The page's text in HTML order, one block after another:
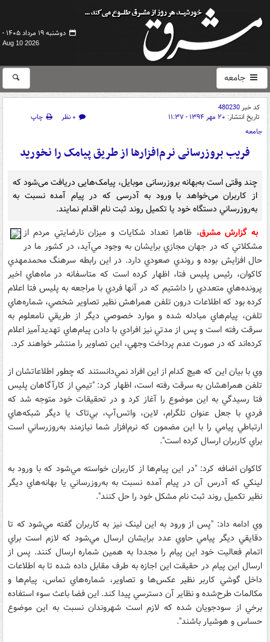
دوشنبه ۱۹ مرداد ۱۴۰۵ -
Aug 10 2026
جامعه
کد خبر480230
تاریخ انتشار: ۲۰ مهر ۱۳۹۴ - ۱۱:۳۷ ۰ نظر
چاپ
جامعه
فریب بروزرسانی نرم‌افزارها از طریق پیامک را نخورید
چند وقتی است به‌بهانه بروزرسانی موبایل، پیامک‌هایی دریافت می‌شود که
از کاربران می‌خواهد با ورود به آدرسی که در پيام آمده نسبت به
به‌روزرساني دستگاه خود یا تکميل روند ثبت نام اقدام نمایند.
به گزارش مشرق، ظاهرا تعداد شکايات و ميزان نارضايتي مردم از
مشکلاتي که در جهان مجازي برايشان به وجود مي‌آيد، در کشور ما در
حال افزايش بوده و روندي صعودي دارد. در اين رابطه سرهنگ محمدمهدي
کاکوان‌، رئيس پليس فتا، اظهار کرده است که‌ متاسفانه در ماه‌هاي اخير
پرونده‌هاي متعددي را داشتيم که در آنها فردي با مراجعه به پليس فتا اعلام
کرده بود که اطلاعات درون تلفن همراهش نظير تصاوير شخصي، شماره‌هاي
تلفن، پيام‌هاي مبادله‌ شده و موارد خصوصي ديگر از طريقي نامعلوم به
سرقت رفته است و پس از مدتي نيز افرادي با دادن پيام‌هاي تهديدآميز اعلام
کرده‌اند که در صورت عدم پرداخت وجهي، اين تصاوير را منتشر خواهند کرد.
وي با بيان اين که هيچ کدام از اين افراد نمي‌دانستند که چطور اطلاعاتشان از
تلفن همراهشان به سرقت رفته است، اظهار کرد:‌ "تيمي از کارآگاهان پليس
فتا رسيدگي به اين موضوع را آغاز کرد و در تحقيقات خود متوجه شد که
فردي با جعل عنوان تلگرام،‌ لاين، واتس‌آپ، بي‌تاک يا ديگر شبکه‌هاي
ارتباطي پيامي را با اين مضمون که نرم‌افزار شما نيازمند به‌روزرساني است
براي کاربران ارسال کرده‌ است".
کاکوان اضافه کرد:‌ "در اين پيام‌ها از کاربران خواسته مي‌شود که با ورود به
لينکي که آدرس آن در پيام آمده نسبت به به‌روزرساني يا بهانه‌هاي ديگر
نظير تکميل روند ثبت نام مشکل خود را حل کنند".
وي ادامه داد: "پس از ورود به اين لينک نيز به کاربران گفته مي‌شود که تا
دقايقي ديگر پيامي حاوي عدد برايشان ارسال مي‌شود که لازم است براي
اتمام فعاليت خود اين پيام را مجددا به همين شماره ارسال کنند. پس از
ارسال اين پيام در حقيقت اين اجازه به طرف مقابل داده شده تا به اطلاعات
داخل گوشي کاربر نظير عکس‌ها و تصاوير، شماره‌هاي تماس، پيام‌ها و
مکالمات طرح‌شده و نظاير آن دسترسي پيدا کند. اين فضا باعث سوء استفاده
برخي از سودجويان شده که لازم است شهروندان نسبت به اين موضوع
حساس و هوشيار باشند".